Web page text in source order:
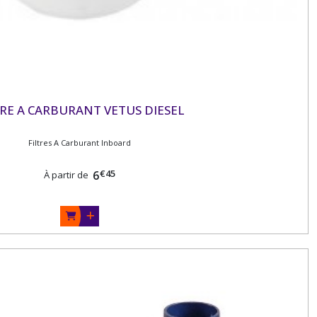
A CARBURANT VETUS DIESEL
Filtres A Carburant Inboard
À partir de 6€45